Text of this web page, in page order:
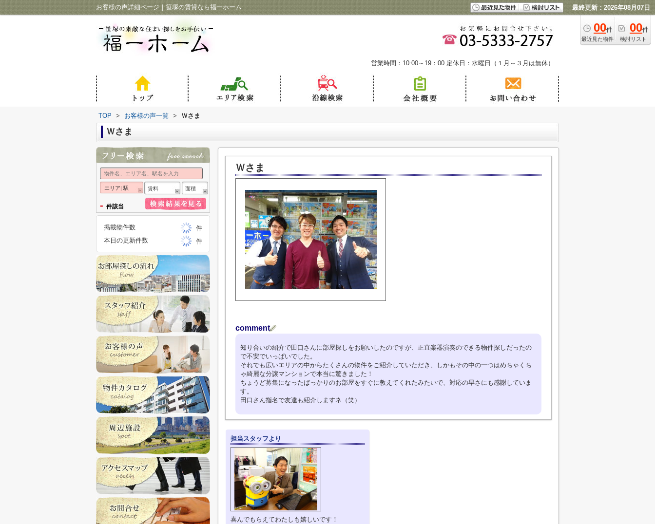
お客様の声詳細ページ｜笹塚の賃貸なら福一ホーム 最終更新：2026年08月07日
00件
最近見た物件
00件
検討リスト
営業時間：10:00～19：00 定休日：水曜日（１月～３月は無休）
TOP > お客様の声一覧 > Ｗさま
Ｗさま
Ｗさま
comment
知り合いの紹介で田口さんに部屋探しをお願いしたのですが、正直楽器演奏のできる物件探しだったの
で不安でいっぱいでした。
それでも広いエリアの中からたくさんの物件をご紹介していただき、しかもその中の一つはめちゃくち
ゃ綺麗な分譲マンションで本当に驚きました！
ちょうど募集になったばっかりのお部屋をすぐに教えてくれたみたいで、対応の早さにも感謝していま
す。
田口さん指名で友達も紹介しますネ（笑）
担当スタッフより
喜んでもらえてわたしも嬉しいです！
エリア| 駅 賃料 面積
- 件該当
掲載物件数
件
本日の更新件数
件